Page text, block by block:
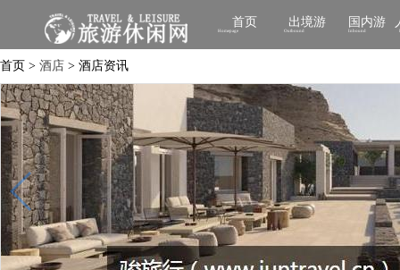
首页
Homepage
出境游
Outbound
国内游
Inbound
首页 > 酒店 > 酒店资讯